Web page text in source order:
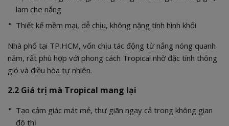
lam che nắng
Thiết kế mềm mại, dễ chịu, không nặng tính hình khối
Nhà phố tại TP.HCM, vốn chịu tác động từ nắng nóng quanh
năm, rất phù hợp với phong cách Tropical nhờ đặc tính thông
gió và điều hòa tự nhiên.
2.2 Giá trị mà Tropical mang lại
Tạo cảm giác mát mẻ, thư giãn ngay cả trong không gian
đô thị